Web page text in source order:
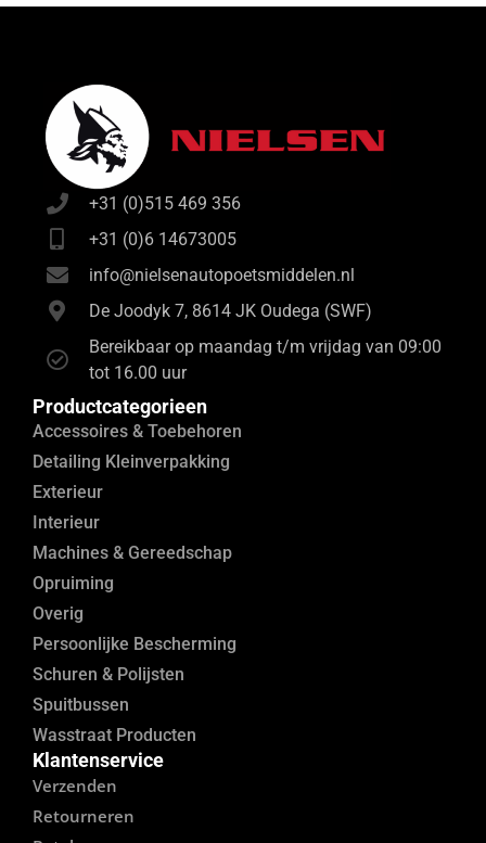
+31 (0)515 469 356
+31 (0)6 14673005
info@nielsenautopoetsmiddelen.nl
De Joodyk 7, 8614 JK Oudega (SWF)
Bereikbaar op maandag t/m vrijdag van 09:00
tot 16.00 uur
Productcategorieen
Accessoires & Toebehoren
Detailing Kleinverpakking
Exterieur
Interieur
Machines & Gereedschap
Opruiming
Overig
Persoonlijke Bescherming
Schuren & Polijsten
Spuitbussen
Wasstraat Producten
Klantenservice
Verzenden
Retourneren